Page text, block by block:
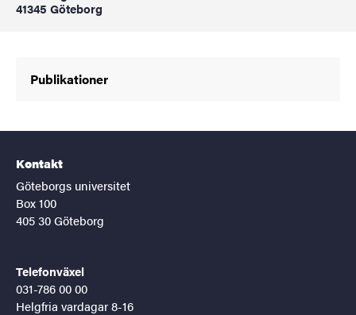
41345 Göteborg
Publikationer
Kontakt
Göteborgs universitet
Box 100
405 30 Göteborg
Telefonväxel
031-786 00 00
Helgfria vardagar 8-16